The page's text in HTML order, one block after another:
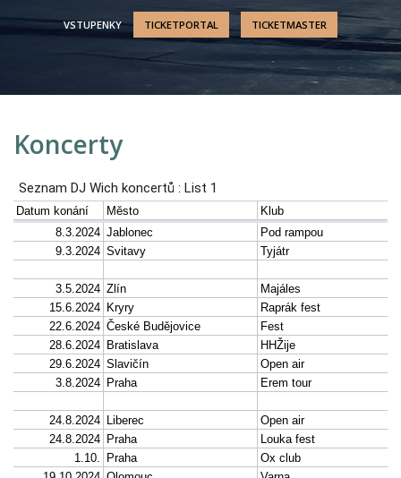
VSTUPENKY TICKETPORTAL TICKETMASTER
Koncerty